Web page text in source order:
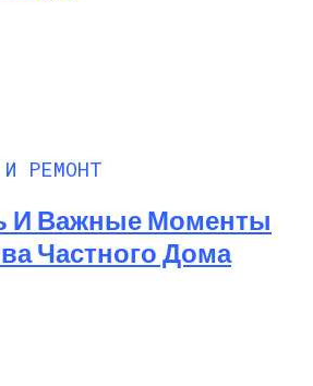
РЕМОНТ
И Важные Моменты
Частного Дома